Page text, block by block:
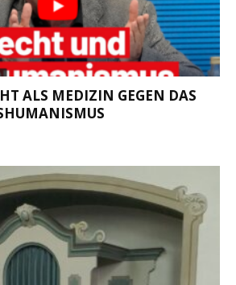
ALS MEDIZIN GEGEN DAS